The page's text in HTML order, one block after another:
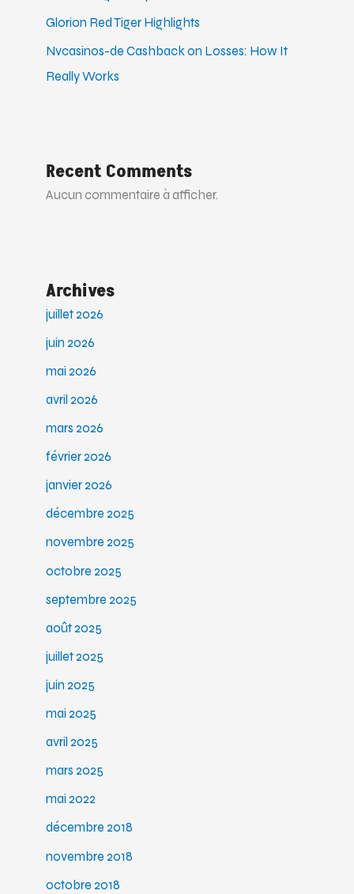
Glorion Red Tiger Highlights
Nvcasinos-de Cashback on Losses: How It
Really Works
Recent Comments
Aucun commentaire à afficher.
Archives
juillet 2026
juin 2026
mai 2026
avril 2026
mars 2026
février 2026
janvier 2026
décembre 2025
novembre 2025
octobre 2025
septembre 2025
août 2025
juillet 2025
juin 2025
mai 2025
avril 2025
mars 2025
mai 2022
décembre 2018
novembre 2018
octobre 2018